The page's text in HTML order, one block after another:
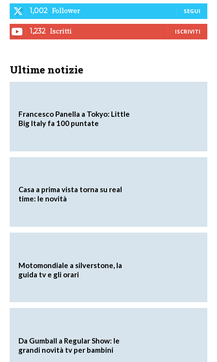
1,002 Follower SEGUI
1,232 Iscritti ISCRIVITI
Ultime notizie
Francesco Panella a Tokyo: Little
Big Italy fa 100 puntate
Casa a prima vista torna su real
time: le novità
Motomondiale a silverstone, la
guida tv e gli orari
Da Gumball a Regular Show: le
grandi novità tv per bambini